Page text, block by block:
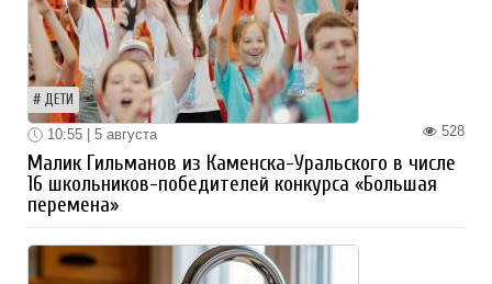
ДЕТИ
528
10:55 | 5 августа
Малик Гильманов из Каменска-Уральского в числе
16 школьников-победителей конкурса «Большая
перемена»